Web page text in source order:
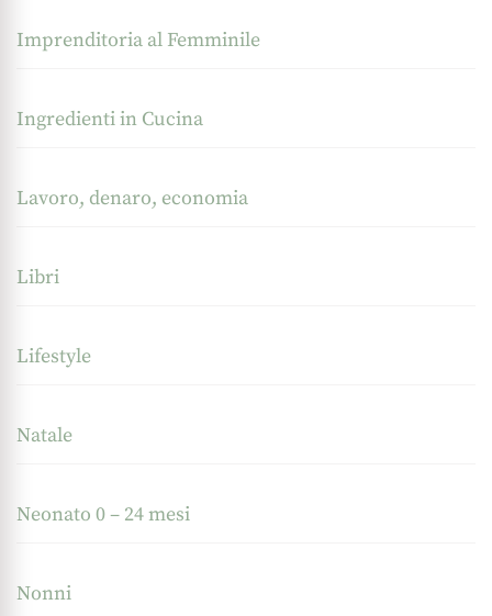
Imprenditoria al Femminile
Ingredienti in Cucina
Lavoro, denaro, economia
Libri
Lifestyle
Natale
Neonato 0 – 24 mesi
Nonni